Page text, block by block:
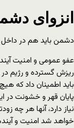
انزوای
دشمن باید هم در
عفو عمومی و امنیت
ریزش گسترده و رژیم
باید اطمینان داد که
پایان قهر و خشونت در
نیاز دارد، آنها هر چه
خواهد شد امنیت و